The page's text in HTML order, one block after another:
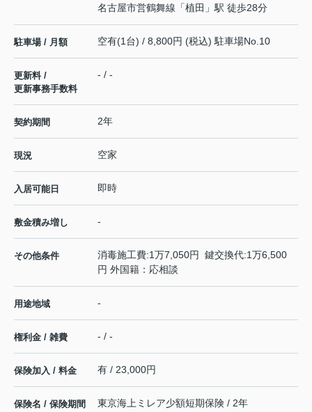
名古屋市営鶴舞線 「植田 」駅 徒歩28分
駐車場 / 月額 空有(1台) / 8,800円 (税込) 駐車場No.10
更新料 /
更新事務手数料
- / -
契約期間 2年
現況 空家
入居可能日 即時
敷金積み増し -
その他条件
消毒施工費:1万7,050円 鍵交換代:1万6,500
円 外国籍：応相談
用途地域 -
権利金 / 雑費 - / -
保険加入 / 料金 有 / 23,000円
保険名 / 保険期間 東京海上ミレア少額短期保険 / 2年